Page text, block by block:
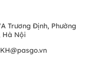
Trương Định, Phường
Hà Nội